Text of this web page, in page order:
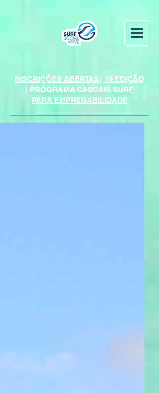
INSCRIÇÕES ABERTAS | 19 EDIÇÃO
| PROGRAMA CASCAIS SURF
PARA EMPREGABILIDADE